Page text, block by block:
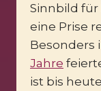
Sinnbild für
eine Prise
Besonders
Jahre
ist bis